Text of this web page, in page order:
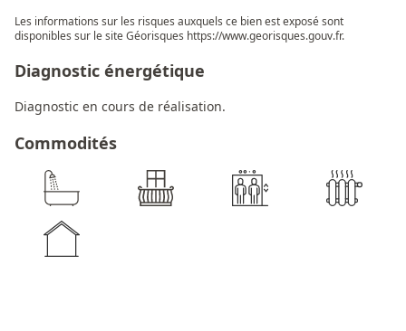
Les informations sur les risques auxquels ce bien est exposé sont
disponibles sur le site Géorisques https://www.georisques.gouv.fr.
Diagnostic énergétique
Diagnostic en cours de réalisation.
Commodités